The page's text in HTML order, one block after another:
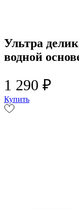
Ультра
водной
1 290 ₽
Купить